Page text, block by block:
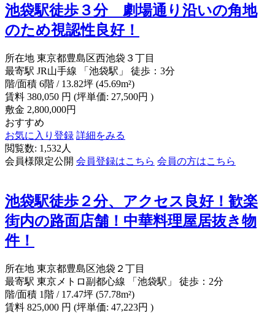
池袋駅徒歩３分 劇場通り沿いの角地
のため視認性良好！
所在地 東京都豊島区西池袋３丁目
最寄駅 JR山手線 「池袋駅」 徒歩：3分
階/面積 6階 / 13.82坪 (45.69m²)
賃料 380,050 円 (坪単価: 27,500円 )
敷金 2,800,000円
おすすめ
お気に入り登録 詳細をみる
閲覧数: 1,532人
会員様限定公開 会員登録はこちら 会員の方はこちら
池袋駅徒歩２分、アクセス良好！歓楽
街内の路面店舗！中華料理屋居抜き物
件！
所在地 東京都豊島区池袋２丁目
最寄駅 東京メトロ副都心線 「池袋駅」 徒歩：2分
階/面積 1階 / 17.47坪 (57.78m²)
賃料 825,000 円 (坪単価: 47,223円 )